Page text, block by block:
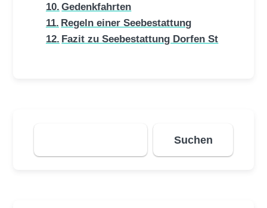
Gedenkfahrten
Regeln einer Seebestattung
Fazit zu Seebestattung Dorfen St
Suchen
Suchen